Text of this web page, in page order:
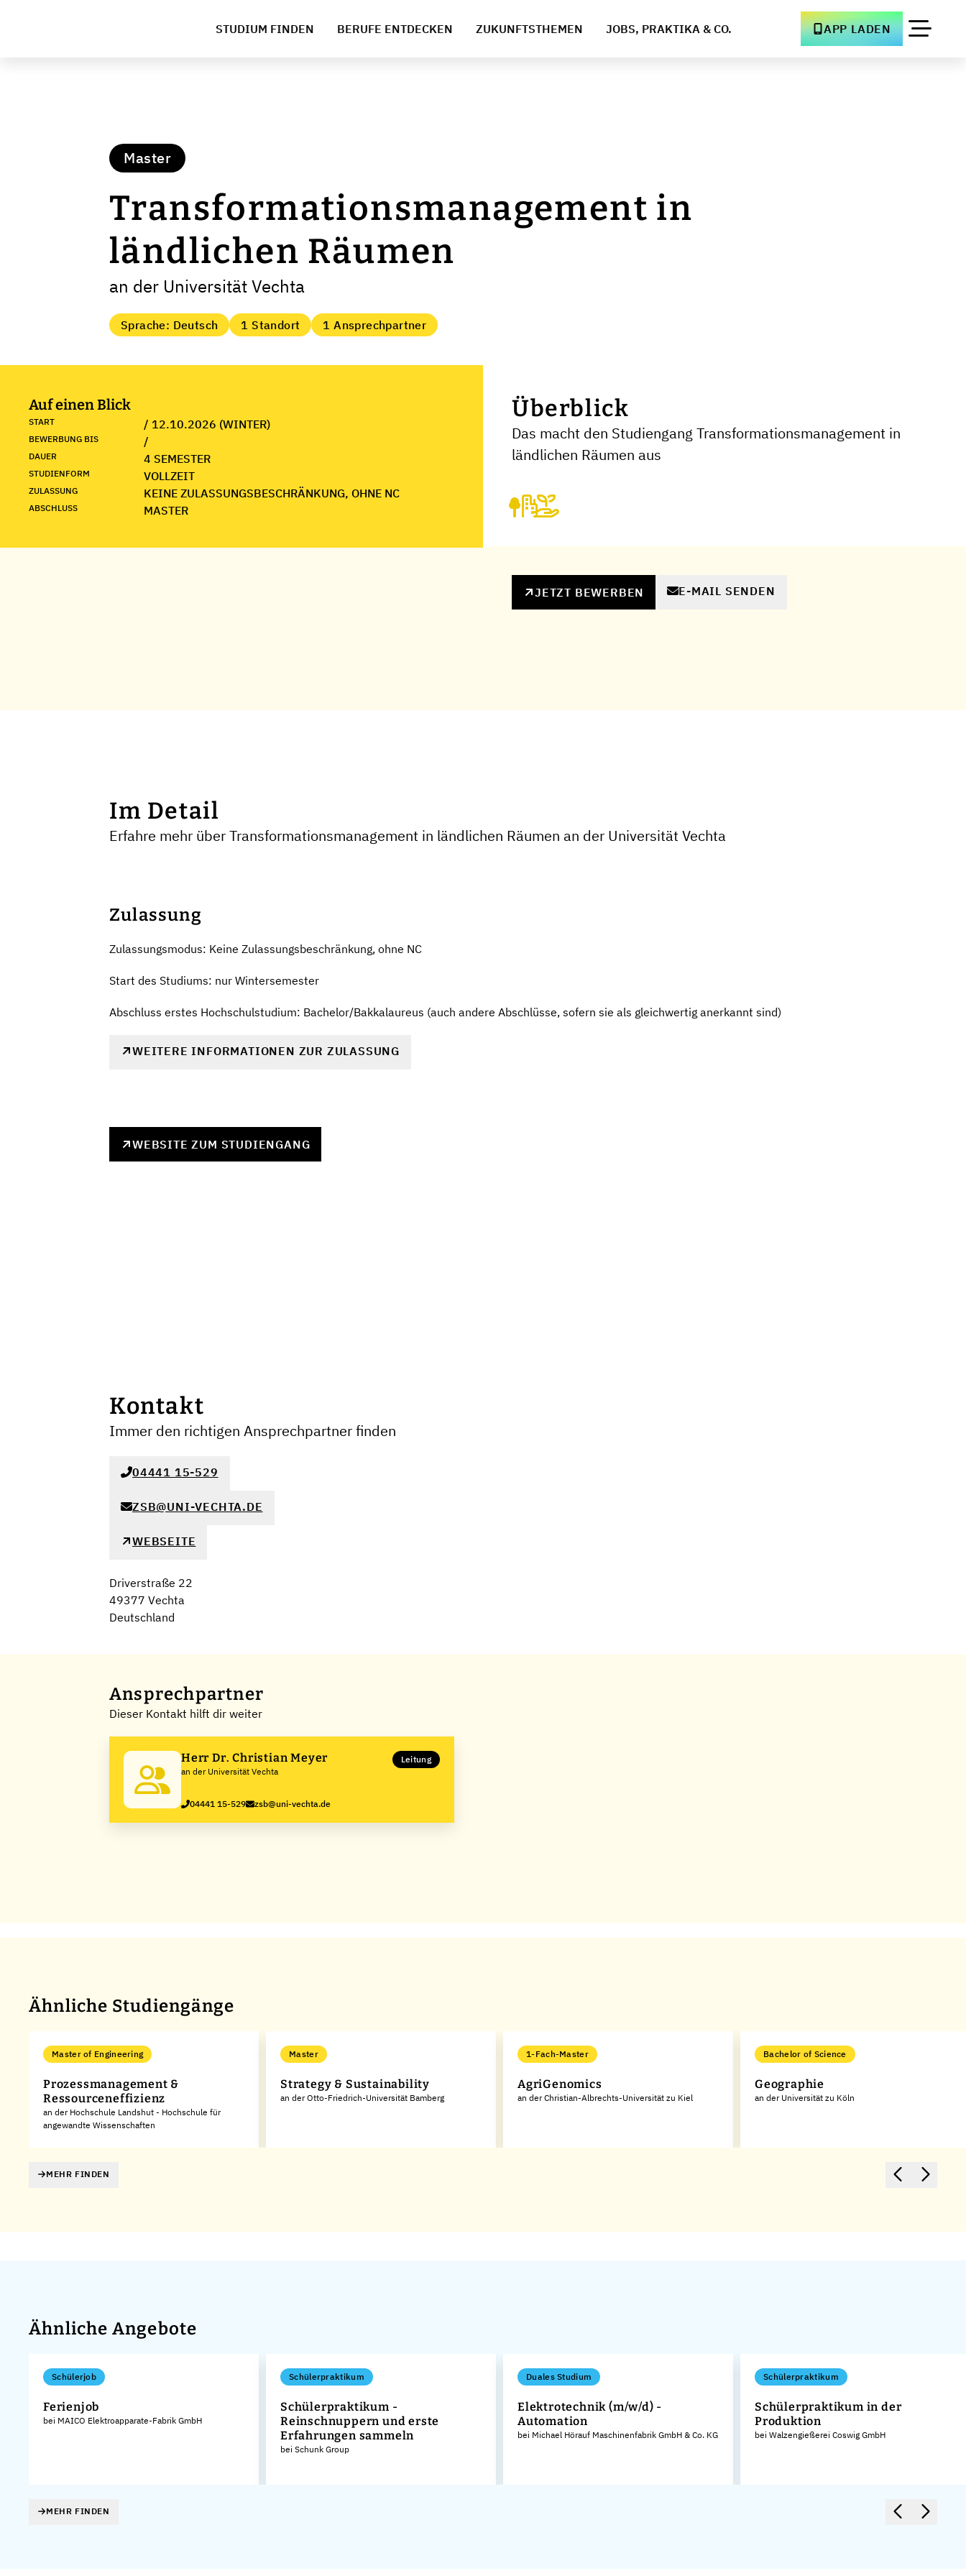
STUDIUM FINDEN BERUFE ENTDECKEN ZUKUNFTSTHEMEN JOBS, PRAKTIKA & CO. APP LADEN
Master
Transformationsmanagement in
ländlichen Räumen
an der Universität Vechta
Sprache: Deutsch 1 Standort 1 Ansprechpartner
Auf einen Blick
START / 12.10.2026 (WINTER)
BEWERBUNG BIS /
DAUER 4 SEMESTER
STUDIENFORM VOLLZEIT
ZULASSUNG KEINE ZULASSUNGSBESCHRÄNKUNG, OHNE NC
ABSCHLUSS MASTER
Überblick
Das macht den Studiengang Transformationsmanagement in
ländlichen Räumen aus
JETZT BEWERBEN E-MAIL SENDEN
Im Detail
Erfahre mehr über Transformationsmanagement in ländlichen Räumen an der Universität Vechta
Zulassung
Zulassungsmodus: Keine Zulassungsbeschränkung, ohne NC
Start des Studiums: nur Wintersemester
Abschluss erstes Hochschulstudium: Bachelor/Bakkalaureus (auch andere Abschlüsse, sofern sie als gleichwertig anerkannt sind)
WEITERE INFORMATIONEN ZUR ZULASSUNG
WEBSITE ZUM STUDIENGANG
Kontakt
Immer den richtigen Ansprechpartner finden
04441 15-529
ZSB@UNI-VECHTA.DE
WEBSEITE
Driverstraße 22
49377 Vechta
Deutschland
Ansprechpartner
Dieser Kontakt hilft dir weiter
Herr Dr. Christian Meyer
an der Universität Vechta
Leitung
04441 15-529 zsb@uni-vechta.de
Ähnliche Studiengänge
Master of Engineering
Prozessmanagement &
Ressourceneffizienz
an der Hochschule Landshut - Hochschule für
angewandte Wissenschaften
Master
Strategy & Sustainability
an der Otto-Friedrich-Universität Bamberg
1-Fach-Master
AgriGenomics
an der Christian-Albrechts-Universität zu Kiel
Bachelor of Science
Geographie
an der Universität zu Köln
MEHR FINDEN
Ähnliche Angebote
Schülerjob
Ferienjob
bei MAICO Elektroapparate-Fabrik GmbH
Schülerpraktikum
Schülerpraktikum -
Reinschnuppern und erste
Erfahrungen sammeln
bei Schunk Group
Duales Studium
Elektrotechnik (m/w/d) -
Automation
bei Michael Hörauf Maschinenfabrik GmbH & Co. KG
Schülerpraktikum
Schülerpraktikum in der
Produktion
bei Walzengießerei Coswig GmbH
MEHR FINDEN